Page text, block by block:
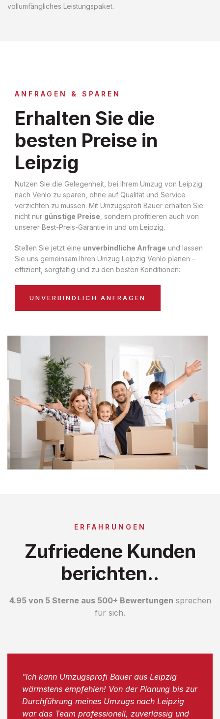
vollumfängliches Leistungspaket.
ANFRAGEN & SPAREN
Erhalten Sie die
besten Preise in
Leipzig
Nutzen Sie die Gelegenheit, bei Ihrem Umzug von Leipzig
nach Venlo zu sparen, ohne auf Qualität und Service
verzichten zu müssen. Mit Umzugsprofi Bauer erhalten Sie
nicht nur günstige Preise , sondern profitieren auch von
unserer Best-Preis-Garantie in und um Leipzig.
Stellen Sie jetzt eine unverbindliche Anfrage und lassen
Sie uns gemeinsam Ihren Umzug Leipzig Venlo planen –
effizient, sorgfältig und zu den besten Konditionen:
UNVERBINDLICH ANFRAGEN
ERFAHRUNGEN
Zufriedene Kunden
berichten..
4.95 von 5 Sterne aus 500+ Bewertungen sprechen
für sich.
"Ich kann Umzugsprofi Bauer aus Leipzig
wärmstens empfehlen! Von der Planung bis zur
Durchführung meines Umzugs nach Leipzig
war das Team professionell, zuverlässig und